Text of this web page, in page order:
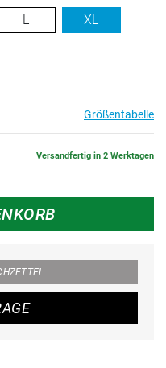
L XL
Größentabelle
Versandfertig in 2 Werktagen